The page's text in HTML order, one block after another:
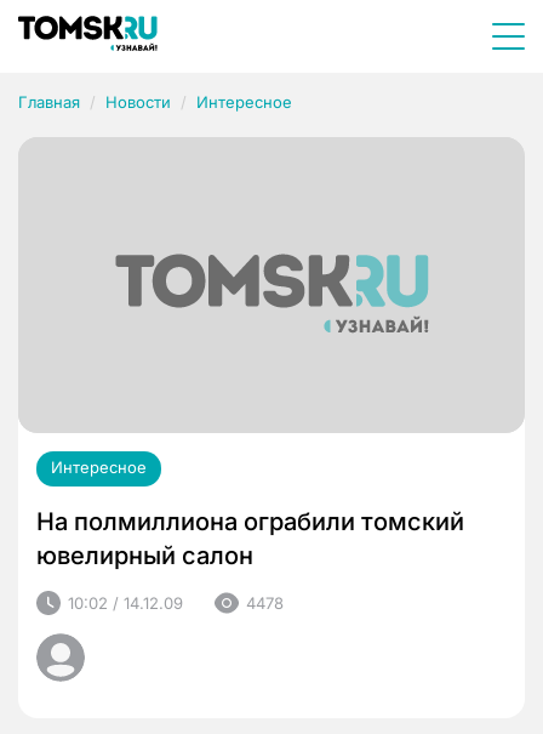
Главная Новости Интересное
Интересное
На полмиллиона ограбили томский
ювелирный салон
10:02 / 14.12.09 4478